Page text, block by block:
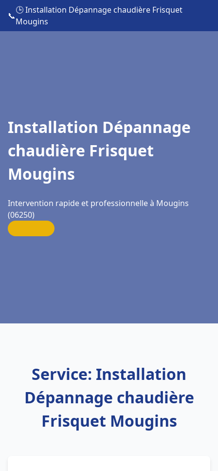
📞
🕒 Installation Dépannage chaudière Frisquet
Mougins
Installation Dépannage
chaudière Frisquet
Mougins
Intervention rapide et professionnelle à Mougins
(06250)
Service: Installation
Dépannage chaudière
Frisquet Mougins